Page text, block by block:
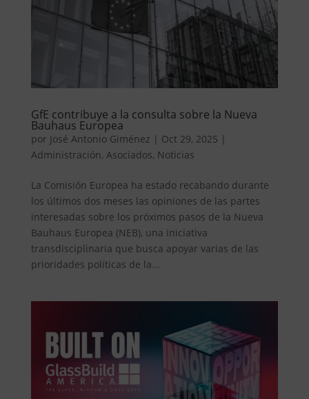
GfE contribuye a la consulta sobre la Nueva
Bauhaus Europea
por José Antonio Giménez | Oct 29, 2025 |
Administración, Asociados, Noticias
La Comisión Europea ha estado recabando durante
los últimos dos meses las opiniones de las partes
interesadas sobre los próximos pasos de la Nueva
Bauhaus Europea (NEB), una iniciativa
transdisciplinaria que busca apoyar varias de las
prioridades políticas de la...